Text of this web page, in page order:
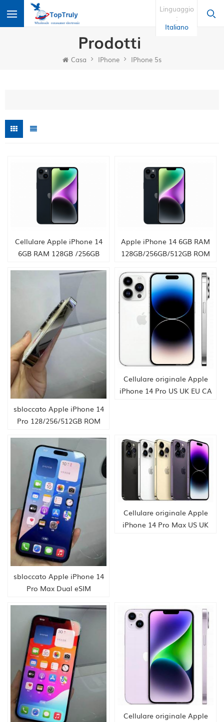
Linguaggio
:
Italiano
Prodotti
Casa IPhone IPhone 5s
Cellulare Apple iPhone 14
6GB RAM 128GB /256GB
Apple iPhone 14 6GB RAM
128GB/256GB/512GB ROM
sbloccato Apple iPhone 14
Pro 128/256/512GB ROM
OLED Face ID NFC
sbloccato 5G nuovissimo
smartphone fornitura HK
Cellulare originale Apple
iPhone 14 Pro US UK EU CA
sbloccato Apple iPhone 14
Pro Max Dual eSIM
GB RAM 6,7" Retina OLED
originale Face ID NFC A16
nuovissimo telefono
originale fornitura HK
Cellulare originale Apple
iPhone 14 Pro Max US UK
Cellulare originale Apple